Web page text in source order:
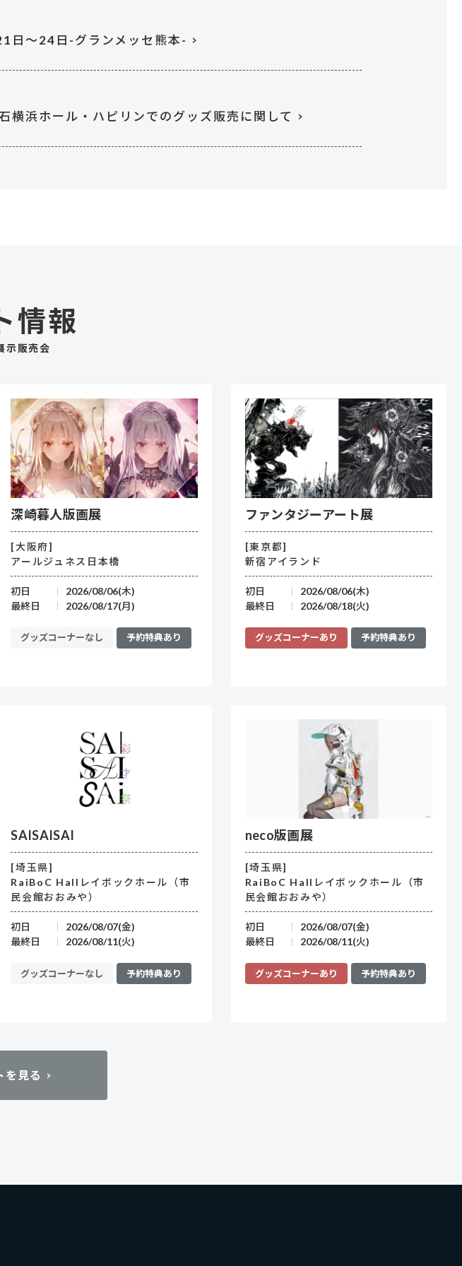
日～24日-グランメッセ熊本-
横浜ホール・ハピリンでのグッズ販売に関して
情報
示販売会
深崎暮人版画展
[大阪府]
アールジュネス日本橋
初日
2026/08/06(木)
最終日
2026/08/17(月)
グッズコーナーなし 予約特典あり
ファンタジーアート展
[東京都]
新宿アイランド
初日
2026/08/06(木)
最終日
2026/08/18(火)
グッズコーナーあり 予約特典あり
SAISAISAI
[埼玉県]
RaiBoC Hallレイボックホール（市
民会館おおみや）
初日
2026/08/07(金)
最終日
2026/08/11(火)
グッズコーナーなし 予約特典あり
neco版画展
[埼玉県]
RaiBoC Hallレイボックホール（市
民会館おおみや）
初日
2026/08/07(金)
最終日
2026/08/11(火)
グッズコーナーあり 予約特典あり
を見る